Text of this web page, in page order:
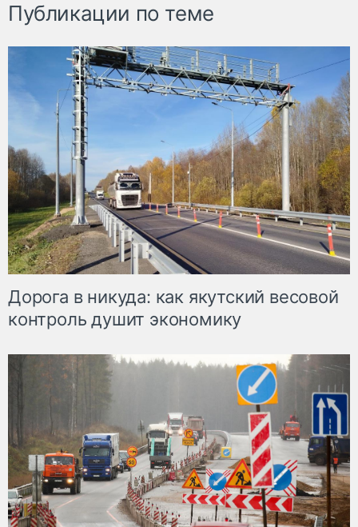
Публикации по теме
Дорога в никуда: как якутский весовой
контроль душит экономику